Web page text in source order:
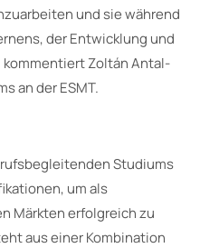
und sie während
der Entwicklung und
Zoltán Antal-
an der ESMT.
Studiums
um als
Märkten erfolgreich zu
aus einer Kombination